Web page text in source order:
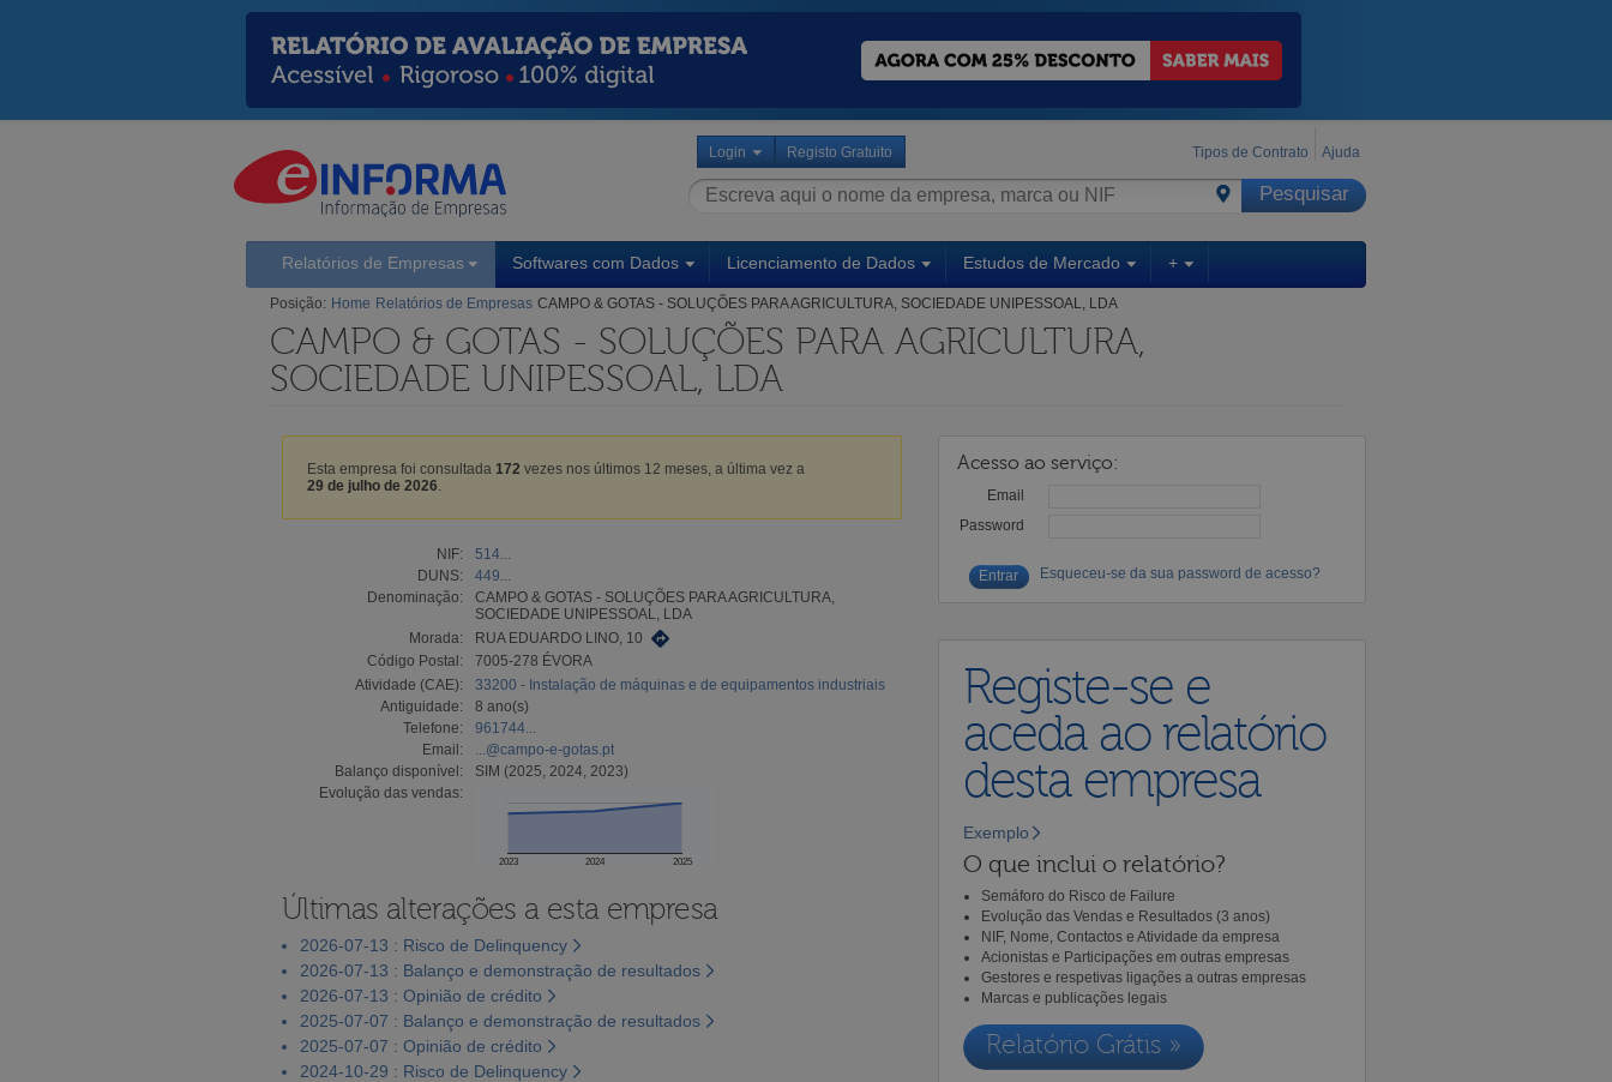
Login Registo Gratuito Tipos de Contrato Ajuda
Relatórios de Empresas Softwares com Dados Licenciamento de Dados Estudos de Mercado +
Posição: Home Relatórios de Empresas CAMPO & GOTAS - SOLUÇÕES PARA AGRICULTURA, SOCIEDADE UNIPESSOAL, LDA
CAMPO & GOTAS - SOLUÇÕES PARA AGRICULTURA,
SOCIEDADE UNIPESSOAL, LDA
Esta empresa foi consultada 172 vezes nos últimos 12 meses, a última vez a
29 de julho de 2026
NIF:
514...
DUNS:
449...
Denominação:
CAMPO & GOTAS - SOLUÇÕES PARA AGRICULTURA,
SOCIEDADE UNIPESSOAL, LDA
Morada:
RUA EDUARDO LINO, 10
Código Postal:
7005-278 ÉVORA
Atividade (CAE):
33200 - Instalação de máquinas e de equipamentos industriais
Antiguidade:
8 ano(s)
Telefone:
961744...
Email:
...@campo-e-gotas.pt
Balanço disponível:
SIM (2025, 2024, 2023)
Evolução das vendas:
2023 2024 2025
Últimas alterações a esta empresa
2026-07-13 : Risco de Delinquency
2026-07-13 : Balanço e demonstração de resultados
2026-07-13 : Opinião de crédito
2025-07-07 : Balanço e demonstração de resultados
2025-07-07 : Opinião de crédito
2024-10-29 : Risco de Delinquency
Acesso ao serviço:
Email
Password
Esqueceu-se da sua password de acesso?
Registe-se e
aceda ao relatório
desta empresa
Exemplo
O que inclui o relatório?
Semáforo do Risco de Failure
Evolução das Vendas e Resultados (3 anos)
NIF, Nome, Contactos e Atividade da empresa
Acionistas e Participações em outras empresas
Gestores e respetivas ligações a outras empresas
Marcas e publicações legais
Relatório Grátis »